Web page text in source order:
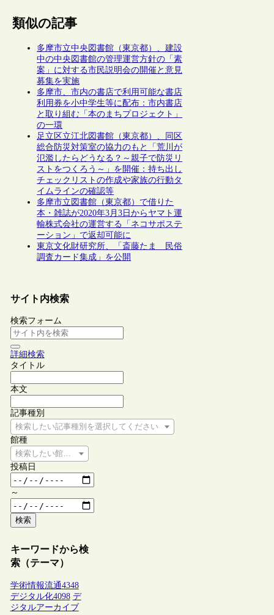
類似の記事
多摩市立中央図書館（東京都）、建設
中の中央図書館の管理運営方針の「素
案」に対する市民説明会の開催と意見
募集を実施
多摩市、市内の書店で利用可能な書店
利用券を小中学生等に配布：市内書店
と取り組む「本のまちプロジェクト」
の一環
足立区立江北図書館（東京都）、同区
総合防災対策室の協力のもと「荒川が
氾濫したらどうなる？～親子で防災リ
ストをつくろう～」を開催：持ち出し
チェックリストの作成や家族の行動タ
イムラインの確認等
多摩市立図書館（東京都）で借りた
本・雑誌が2020年3月3日からヤマト運
輸株式会社の運営する「ネコサポステ
ーション」で返却可能に
東京文化財研究所、「斎藤たま 民俗
調査カード集成」を公開
サイト内検索
検索フォーム
詳細検索
タイトル
本文
記事種別
検索したい記事種別を選択してください
館種
検索したい館種を選択してください
投稿日
～
検索
キーワードから検
索（テーマ）
学術情報流通4348
デジタル化4098 デ
ジタルアーカイブ